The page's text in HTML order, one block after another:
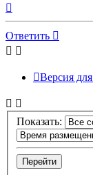
началу
Ответить
Версия
Показать: